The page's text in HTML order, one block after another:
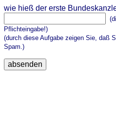
wie hieß der erste
Pflichteingabe!)
(durch diese Aufgabe zeigen Sie, daß
Spam.)